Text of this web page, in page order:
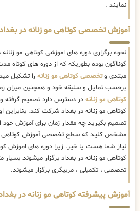
نمایند .
آموزش تخصصی کوتاهی مو زنانه در
نحوه برگزاری دوره های اموزشی کوتاهی مو
گوناگون بوده بطوریکه که از دوره های کوتاه
مبتدی وتخصصی کوتاهی مو زنانه را تشکیل
برحسب تمایل و سلیقه خود و همچنین میزان
کوتاهی مو زنانه در دسترس دارد تصمیم
کوتاهی مو زنانه در بغداد شرکت کند.
تصمیم بگیرید چه مقدار زمان برای آموزش خود
مشخص کنید که سطح تخصصی آموزش کوتاهی مو
نیاز شما هست یا خیر. زیرا دوره های اموزش
تخصصی ، تکمیلی ، مربیگری برگزار میشوند.
آموزش پیشرفته کوتاهی مو زنانه در